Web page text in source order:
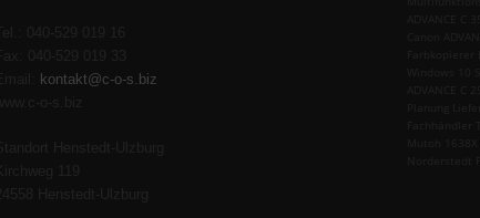
kontakt@c-o-s.biz